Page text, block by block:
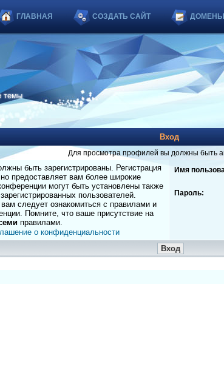
ГЛАВНАЯ СОЗДАТЬ САЙТ ДОМЕНЫ
темы
Вход
Для просмотра профилей вы должны быть
быть зарегистрированы. Регистрация
предоставляет вам более широкие
могут быть установлены также
пользователей.
следует ознакомиться с правилами и
Помните, что ваше присутствие на
правилами.
о конфиденциальности
Имя
Пароль: